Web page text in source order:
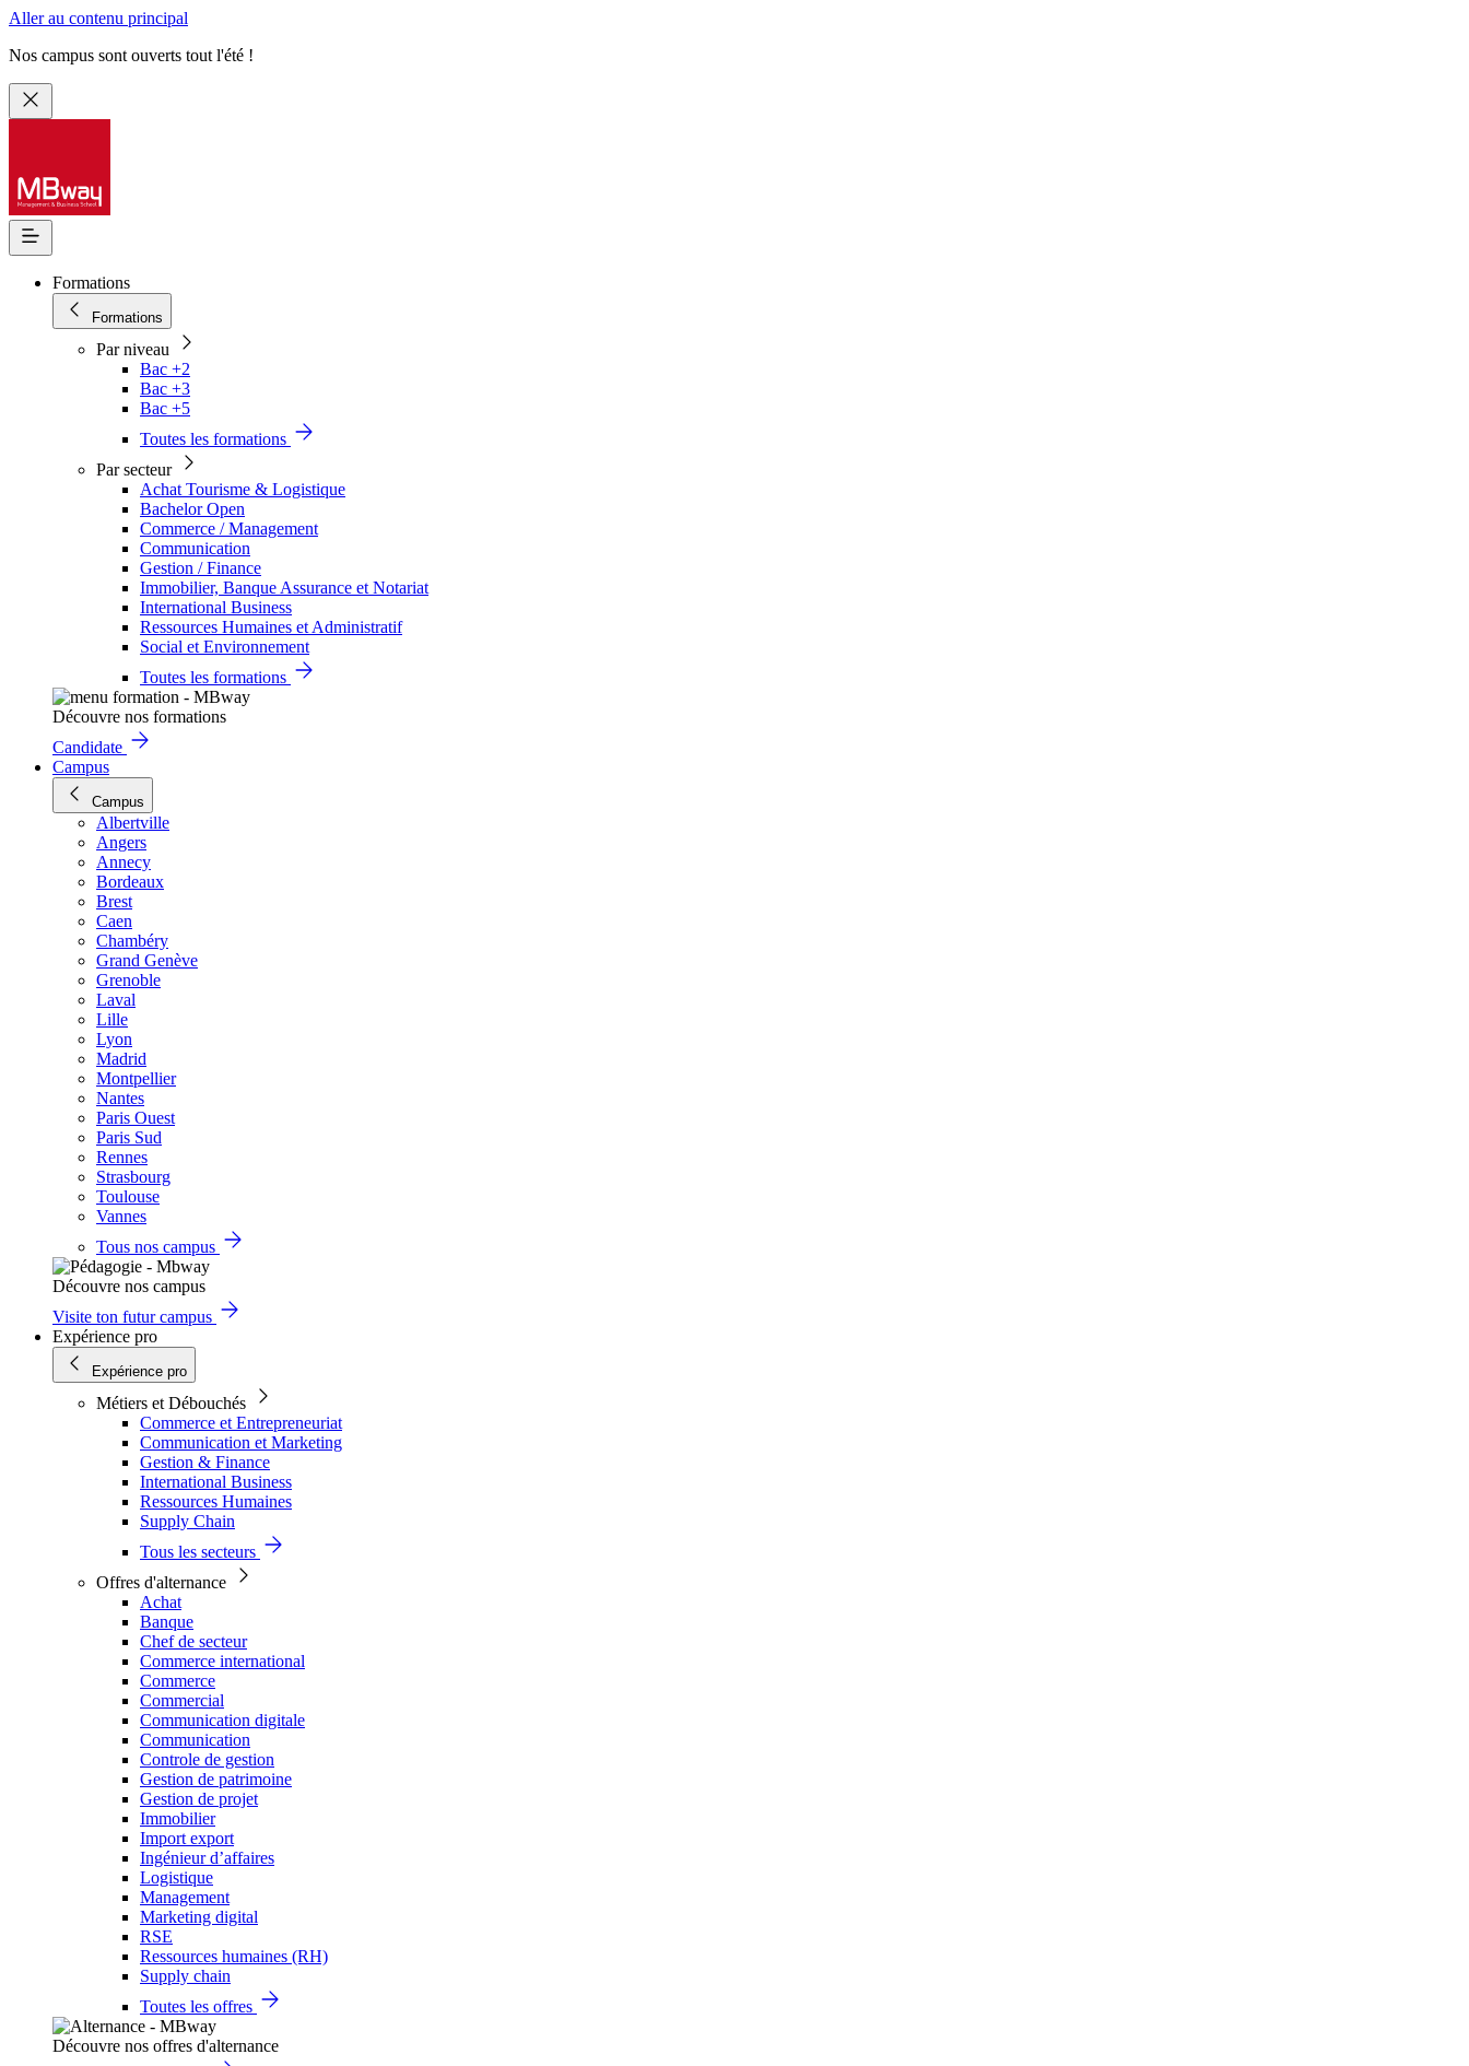
Aller au contenu principal
Nos campus sont ouverts tout l'été !
Formations
Formations
Par niveau
Bac +2
Bac +3
Bac +5
Toutes les formations
Par secteur
Achat Tourisme & Logistique
Bachelor Open
Commerce / Management
Communication
Gestion / Finance
Immobilier, Banque Assurance et Notariat
International Business
Ressources Humaines et Administratif
Social et Environnement
Toutes les formations
Découvre nos formations
Candidate
Campus
Campus
Albertville
Angers
Annecy
Bordeaux
Brest
Caen
Chambéry
Grand Genève
Grenoble
Laval
Lille
Lyon
Madrid
Montpellier
Nantes
Paris Ouest
Paris Sud
Rennes
Strasbourg
Toulouse
Vannes
Tous nos campus
Découvre nos campus
Visite ton futur campus
Expérience pro
Expérience pro
Métiers et Débouchés
Commerce et Entrepreneuriat
Communication et Marketing
Gestion & Finance
International Business
Ressources Humaines
Supply Chain
Tous les secteurs
Offres d'alternance
Achat
Banque
Chef de secteur
Commerce international
Commerce
Commercial
Communication digitale
Communication
Controle de gestion
Gestion de patrimoine
Gestion de projet
Immobilier
Import export
Ingénieur d’affaires
Logistique
Management
Marketing digital
RSE
Ressources humaines (RH)
Supply chain
Toutes les offres
Découvre nos offres d'alternance